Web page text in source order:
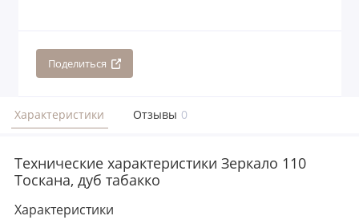
Поделиться
Характеристики Отзывы 0
Технические характеристики Зеркало 110
Тоскана, дуб табакко
Характеристики